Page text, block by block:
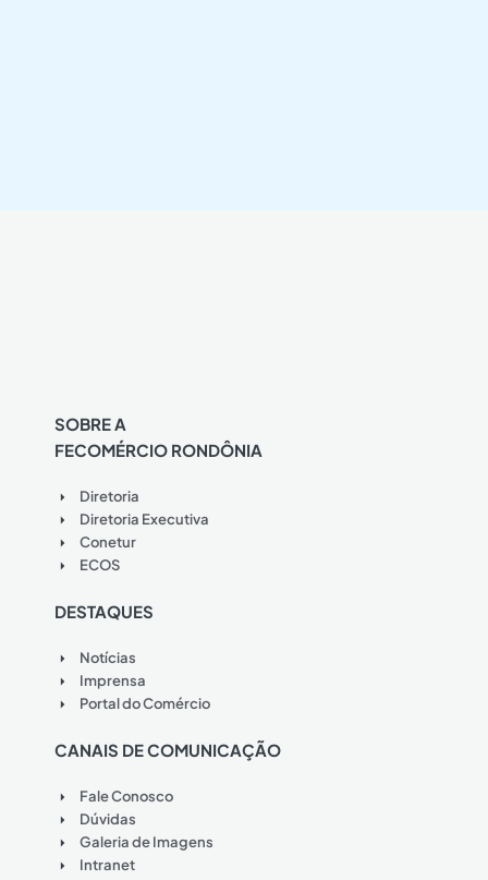
SOBRE A
FECOMÉRCIO RONDÔNIA
Diretoria
Diretoria Executiva
Conetur
ECOS
DESTAQUES
Notícias
Imprensa
Portal do Comércio
CANAIS DE COMUNICAÇÃO
Fale Conosco
Dúvidas
Galeria de Imagens
Intranet